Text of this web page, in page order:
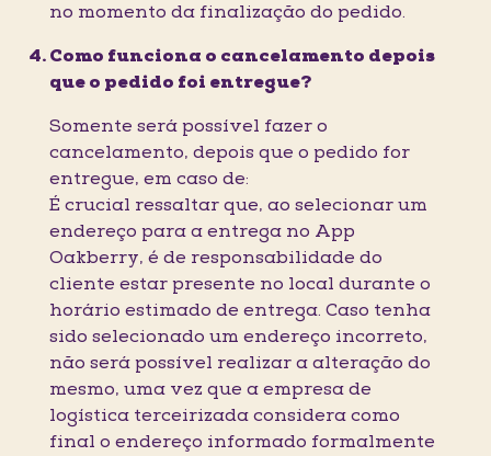
no momento da finalização do pedido.
Como funciona o cancelamento depois
que o pedido foi entregue?
Somente será possível fazer o
cancelamento, depois que o pedido for
entregue, em caso de:
É crucial ressaltar que, ao selecionar um
endereço para a entrega no App
Oakberry, é de responsabilidade do
cliente estar presente no local durante o
horário estimado de entrega. Caso tenha
sido selecionado um endereço incorreto,
não será possível realizar a alteração do
mesmo, uma vez que a empresa de
logística terceirizada considera como
final o endereço informado formalmente